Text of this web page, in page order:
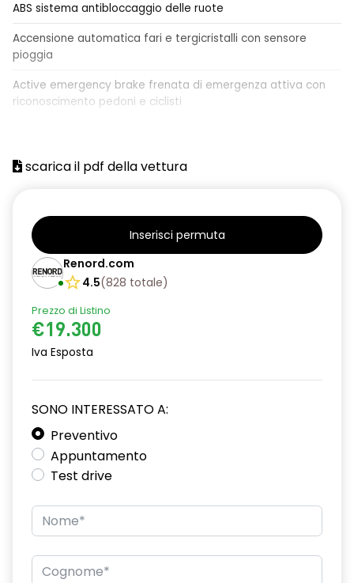
ABS sistema antibloccaggio delle ruote
Accensione automatica fari e tergicristalli con sensore
pioggia
Active emergency brake frenata di emergenza attiva con
riconoscimento pedoni e ciclisti
Airbag laterali a tendina anteriori e posteriori
Alzacristalli elettrici posteriori
Barre tetto modulari nere
Bracciolo anteriore con vano portaoggetti
Cerchi da 16''
Cruise Control
Design cerchi in lega TAMIA neri con coprimozzo in rame
Distance warning avviso distanza di sicurezza
Eco Mode
Emergency call soggetto alla disponibilità di rete
compatibile 2G/3G o 4G/5G in base al veicolo
scarica il pdf della vettura
Inserisci permuta
Renord.com
4.5(828 totale)
Prezzo di Listino
€19.300
Iva Esposta
SONO INTERESSATO A:
Preventivo
Appuntamento
Test drive